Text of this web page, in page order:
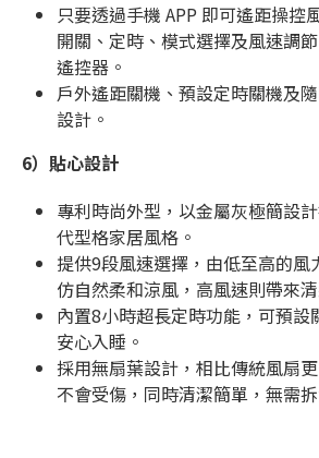
只要透過手機 APP 即可遙距操控
開關、定時、模式選擇及風速調
遙控器。
戶外遙距關機、預設定時關機及
設計。
6） 貼心設計
專利時尚外型，以金屬灰極簡設
代型格家居風格。
提供9段風速選擇，由低至高的風
仿自然柔和涼風，高風速則帶來
內置8小時超長定時功能，可預設
安心入睡。
採用無扇葉設計，相比傳統風扇
不會受傷，同時清潔簡單，無需